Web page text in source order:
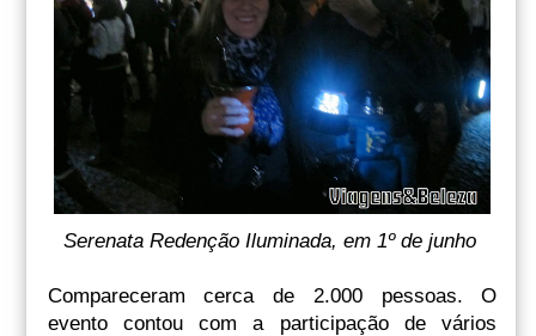
Serenata Redenção Iluminada, em 1º de junho
Compareceram cerca de 2.000 pessoas. O
evento contou com a participação de vários